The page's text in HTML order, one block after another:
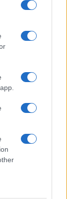
EBITDA στο